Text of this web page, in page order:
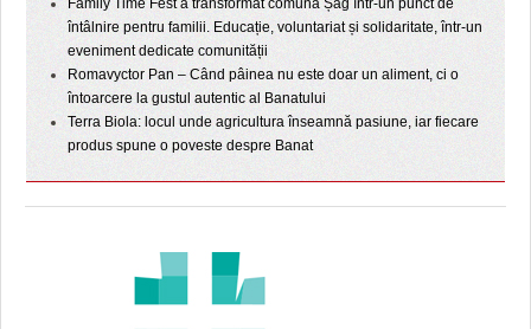
Family Time Fest a transformat comuna Șag într-un punct de
întâlnire pentru familii. Educație, voluntariat și solidaritate, într-un
eveniment dedicate comunității
Romavyctor Pan – Când pâinea nu este doar un aliment, ci o
întoarcere la gustul autentic al Banatului
Terra Biola: locul unde agricultura înseamnă pasiune, iar fiecare
produs spune o poveste despre Banat